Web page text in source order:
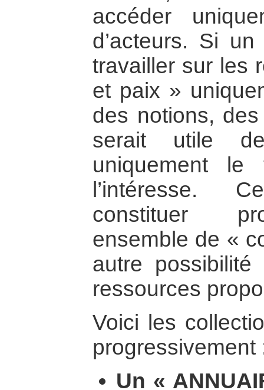
accéder
d’acteurs. Si
travailler sur les
et paix »
des notions,
serait utile
uniquement
l’intéresse.
constituer
ensemble de «
autre
ressources
Voici les
progressivement
Un «